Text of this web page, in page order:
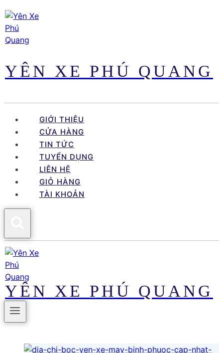
Skip
content
YÊN XE PHÚ QUANG
GIỚI THIỆU
CỬA HÀNG
TIN TỨC
TUYỂN DỤNG
LIÊN HỆ
GIỎ HÀNG
TÀI KHOẢN
YÊN XE PHÚ QUANG